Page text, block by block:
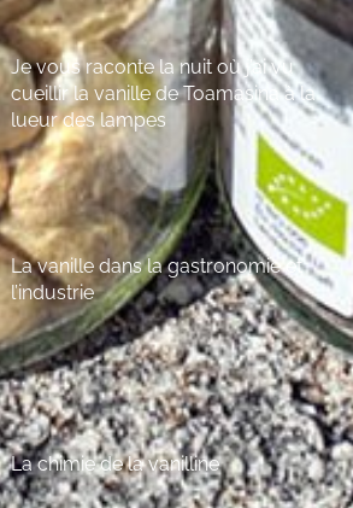
Je vous raconte la nuit où j’ai vu
cueillir la vanille de Toamasina à la
lueur des lampes
La vanille dans la gastronomie et
l’industrie
La chimie de la vanilline